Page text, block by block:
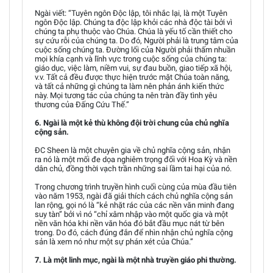
Ngài viết: “Tuyên ngôn Độc lập, tôi nhắc lại, là một Tuyên
ngôn Độc lập. Chúng ta độc lập khỏi các nhà độc tài bởi vì
chúng ta phụ thuộc vào Chúa. Chúa là yếu tố cần thiết cho
sự cứu rỗi của chúng ta. Do đó, Người phải là trung tâm của
cuộc sống chúng ta. Đường lối của Người phải thấm nhuần
mọi khía cạnh và lĩnh vực trong cuộc sống của chúng ta:
giáo dục, việc làm, niềm vui, sự đau buồn, giao tiếp xã hội,
v.v. Tất cả đều được thực hiện trước mặt Chúa toàn năng,
và tất cả những gì chúng ta làm nên phản ánh kiến thức
này. Mọi tương tác của chúng ta nên tràn đầy tình yêu
thương của Đấng Cứu Thế.”
6. Ngài là một kẻ thù không đội trời chung của chủ nghĩa
cộng sản.
ĐC Sheen là một chuyên gia về chủ nghĩa cộng sản, nhận
ra nó là một mối đe dọa nghiêm trọng đối với Hoa Kỳ và nền
dân chủ, đồng thời vạch trần những sai lầm tai hại của nó.
Trong chương trình truyền hình cuối cùng của mùa đầu tiên
vào năm 1953, ngài đã giải thích cách chủ nghĩa cộng sản
lan rộng, gọi nó là “kẻ nhặt rác của các nền văn minh đang
suy tàn” bởi vì nó “chỉ xâm nhập vào một quốc gia và một
nền văn hóa khi nền văn hóa đó bắt đầu mục nát từ bên
trong. Do đó, cách đúng đắn để nhìn nhận chủ nghĩa cộng
sản là xem nó như một sự phán xét của Chúa.”
7. Là một linh mục, ngài là một nhà truyền giáo phi thường.